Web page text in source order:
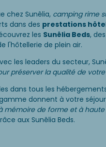
chez Sunêlia, camping rime
dans des prestations
les Sunêlia Beds, des
l'hôtellerie de plein air.
les leaders du secteur,
préserver la qualité de
dans tous les
donnent à votre
mémoire de forme et à
aux Sunêlia Beds.